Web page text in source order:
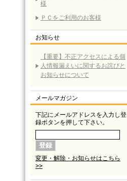
様
ＰＣをご利用のお客様
お知らせ
【重要】不正アクセスによる個
人情報漏えいに関するお詫びと
お知らせについて
メールマガジン
下記にメールアドレスを入力し登
録ボタンを押して下さい。
変更・解除・お知らせはこちら
>>